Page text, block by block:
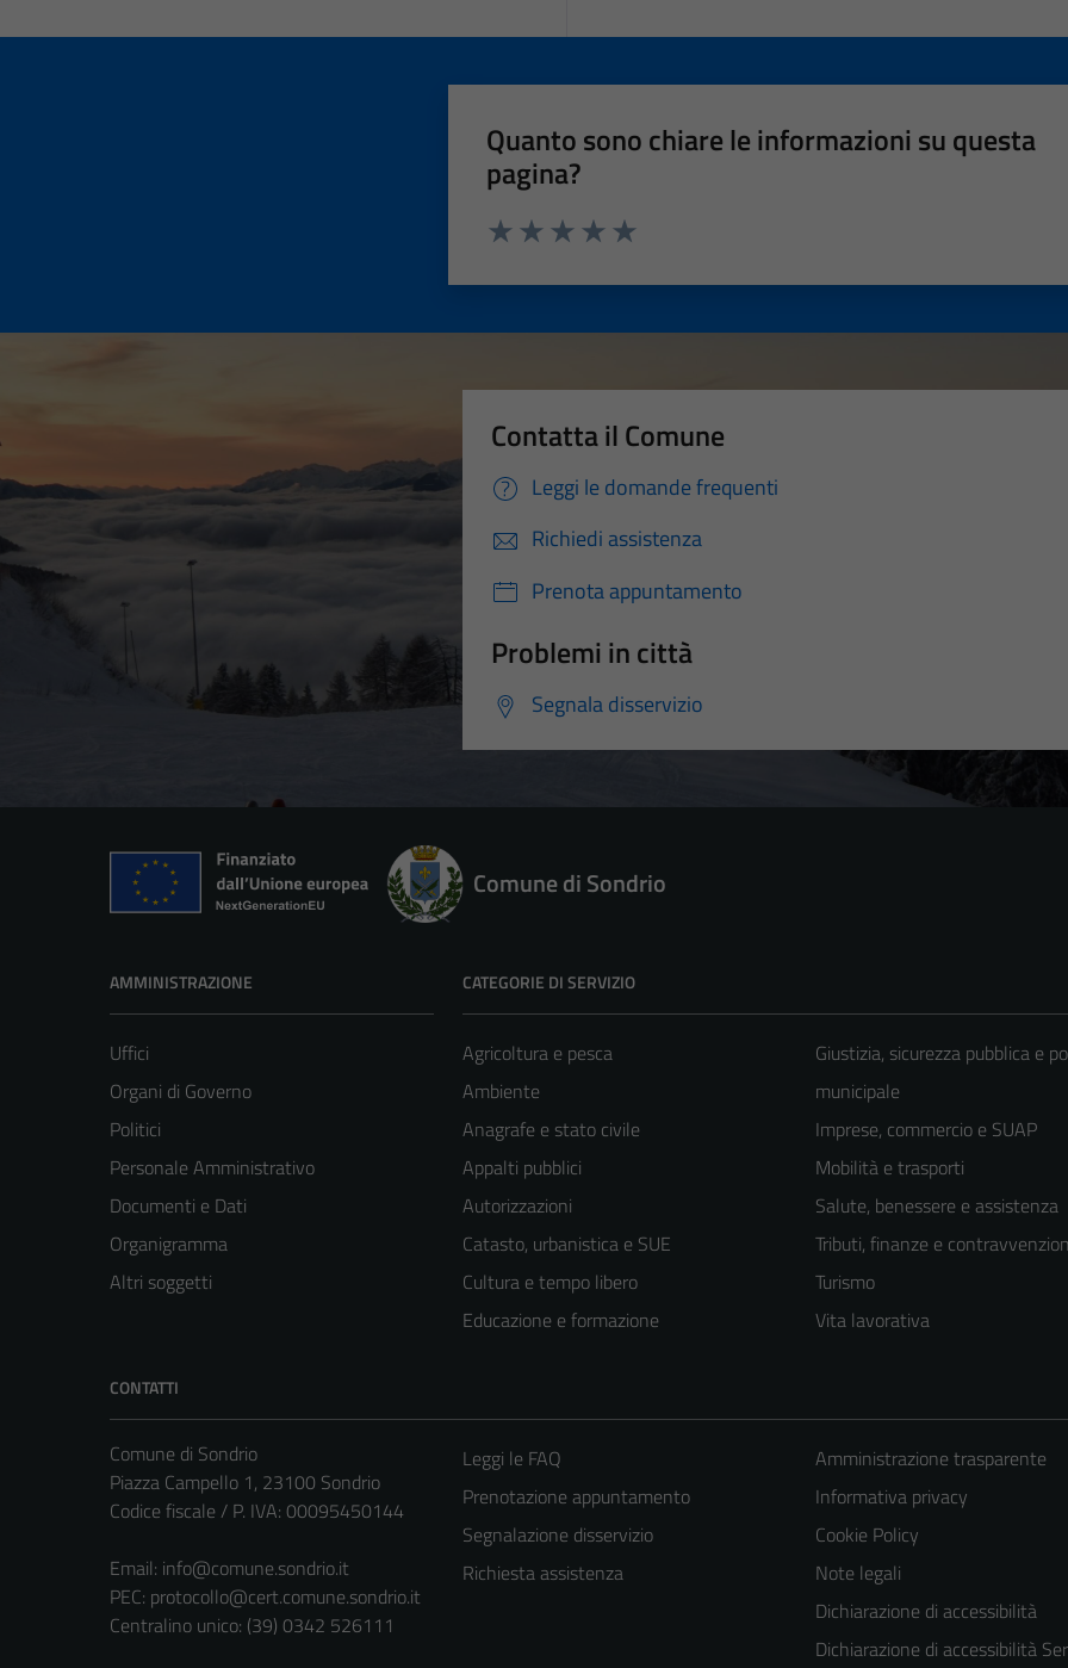
Quanto sono chiare le informazioni su questa
pagina?
Contatta il Comune
Leggi le domande frequenti
Richiedi assistenza
Prenota appuntamento
Problemi in città
Segnala disservizio
Comune di Sondrio
AMMINISTRAZIONE
Uffici
Organi di Governo
Politici
Personale Amministrativo
Documenti e Dati
Organigramma
Altri soggetti
CATEGORIE DI SERVIZIO
Agricoltura e pesca
Ambiente
Anagrafe e stato civile
Appalti pubblici
Autorizzazioni
Catasto, urbanistica e SUE
Cultura e tempo libero
Educazione e formazione
Giustizia, sicurezza pubblica e
municipale
Imprese, commercio e SUAP
Mobilità e trasporti
Salute, benessere e assistenza
Tributi, finanze e
Turismo
Vita lavorativa
CONTATTI
Comune di Sondrio
Piazza Campello 1, 23100 Sondrio
Codice fiscale / P. IVA: 00095450144
Email: info@comune.sondrio.it
PEC: protocollo@cert.comune.sondrio.it
Centralino unico: (39) 0342 526111
Leggi le FAQ
Prenotazione appuntamento
Segnalazione disservizio
Richiesta assistenza
Amministrazione trasparente
Informativa privacy
Cookie Policy
Note legali
Dichiarazione di accessibilità
Dichiarazione di accessibilità